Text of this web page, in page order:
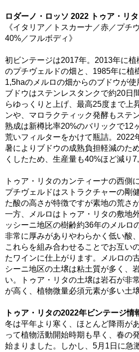
ロダーノ・ロッソ 2022 トゥア・リタ
《イタリア／トスカーナ／赤／プチ
40%／フルボディ》
初ビンテージは2017年。2013年に
のプチヴェルドの畑と、1985年に植
1,5haのメルロの畑からのブドウが
ブドウはステンレスタンクで約20日
らゆっくりと上げ、最高25度まで上
ンや、マロラクティック発酵もステ
熟成は新樽比率20%のバリックで12
荒いフィルターをかけて瓶詰。2022
暑によりブドウの成熟負担軽減のた
くしたため、生産量も40%ほど減り
トゥア・リタのカンティーナの西側
プチヴェルドはストラクチャーの剛
た酸の高さが特徴ですが素地の荒さ
一方、メルロはトゥア・リタの敷地
ッシーニ地区の樹齢約36年のメルロ
非常に厚みがありやわらかく低い酸
これらを組み合わせることでお互い
たワインに仕上がります。メルロの
シーニ地区の土壌は粘土質が多く、
い。トゥア・リタの土壌は岩石が非
が高く、植物微量必須元素が多い土壌
トゥア・リタの2022年ビンテージ情
冬は平年より寒く、ほとんど降雨が
って植物活動開始時期も早く、春の
始まりました。しかし、5月1日に急